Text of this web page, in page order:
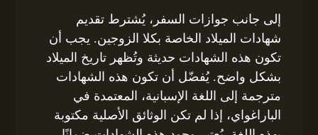
إلى جانب جوازات السفر، يُشترط تقديم
شهادات الميلاد الخاصة بكلا الزوجين. يجب أن
تكون هذه الشهادات حديثة وتُظهر تاريخ الميلاد
بشكل واضح. يُفضّل أن تكون هذه الشهادات
مترجمة إلى اللغة الإسبانية، المعتمدة في
الباراغواي، إذا لم تكن الوثائق الأصلية مكتوبة